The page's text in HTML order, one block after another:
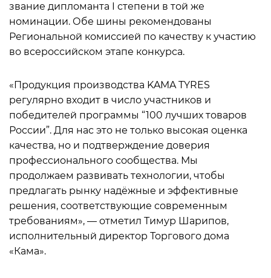
звание дипломанта I степени в той же
номинации. Обе шины рекомендованы
Региональной комиссией по качеству к участию
во всероссийском этапе конкурса.
«Продукция производства KAMA TYRES
регулярно входит в число участников и
победителей программы “100 лучших товаров
России”. Для нас это не только высокая оценка
качества, но и подтверждение доверия
профессионального сообщества. Мы
продолжаем развивать технологии, чтобы
предлагать рынку надёжные и эффективные
решения, соответствующие современным
требованиям», — отметил Тимур Шарипов,
исполнительный директор Торгового дома
«Кама».